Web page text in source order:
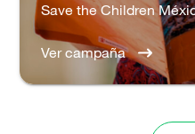
Save the Children
Ver campaña